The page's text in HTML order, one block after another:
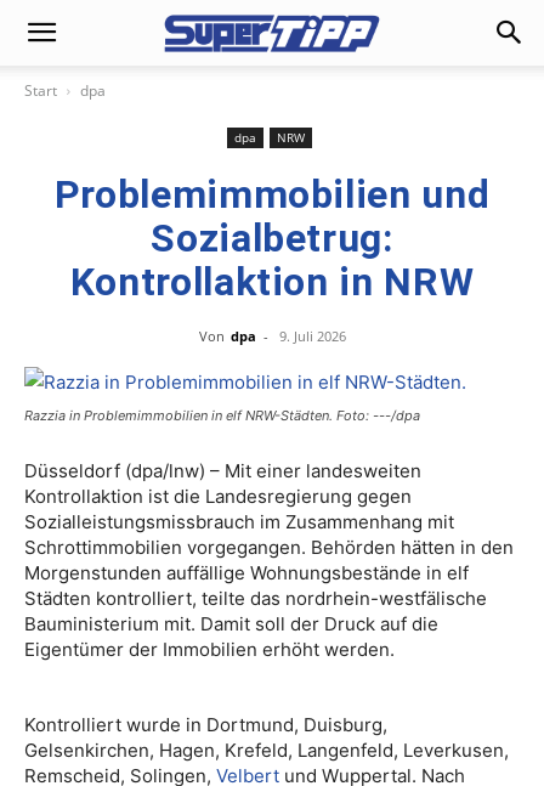
Start dpa
dpa NRW
Problemimmobilien und
Sozialbetrug:
Kontrollaktion in NRW
Von dpa - 9. Juli 2026
Razzia in Problemimmobilien in elf NRW-Städten. Foto: ---/dpa
Düsseldorf (dpa/lnw) – Mit einer landesweiten
Kontrollaktion ist die Landesregierung gegen
Sozialleistungsmissbrauch im Zusammenhang mit
Schrottimmobilien vorgegangen. Behörden hätten in den
Morgenstunden auffällige Wohnungsbestände in elf
Städten kontrolliert, teilte das nordrhein-westfälische
Bauministerium mit. Damit soll der Druck auf die
Eigentümer der Immobilien erhöht werden.
Kontrolliert wurde in Dortmund, Duisburg,
Gelsenkirchen, Hagen, Krefeld, Langenfeld, Leverkusen,
Remscheid, Solingen, Velbert und Wuppertal. Nach